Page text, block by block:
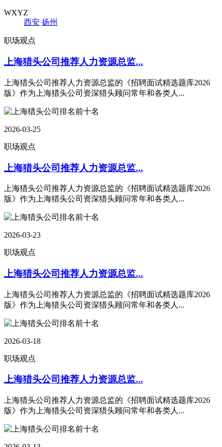
WXYZ
西安 扬州
职场观点
上海猎头公司推荐人力资源总监...
上海猎头公司推荐人力资源总监的《招聘面试精选题库2026
版》作为上海猎头公司资深猎头顾问常年和各类人...
2026-03-25
职场观点
上海猎头公司推荐人力资源总监...
上海猎头公司推荐人力资源总监的《招聘面试精选题库2026
版》作为上海猎头公司资深猎头顾问常年和各类人...
2026-03-23
职场观点
上海猎头公司推荐人力资源总监...
上海猎头公司推荐人力资源总监的《招聘面试精选题库2026
版》作为上海猎头公司资深猎头顾问常年和各类人...
2026-03-18
职场观点
上海猎头公司推荐人力资源总监...
上海猎头公司推荐人力资源总监的《招聘面试精选题库2026
版》作为上海猎头公司资深猎头顾问常年和各类人...